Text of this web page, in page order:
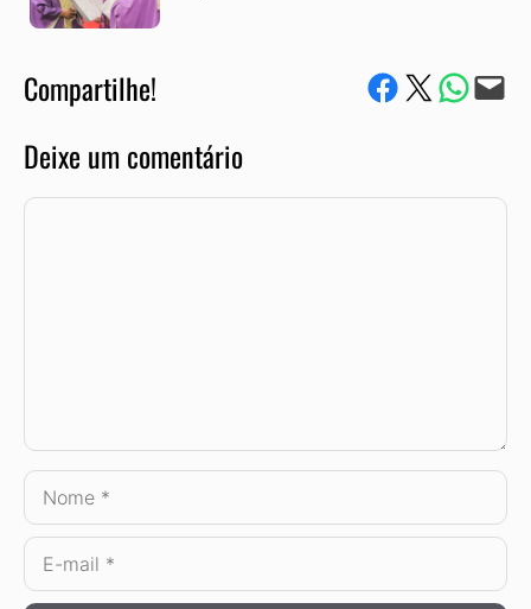
Compartilhe! Compartilhe no Facebook
Compartilhe no Twitter
Compartile via
Envie via e-mail
Deixe um comentário
Comentário
Nome
E-
mail